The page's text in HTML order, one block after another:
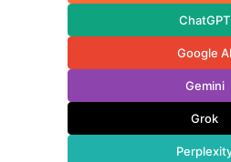
ChatGPT
Google AI
Gemini
Grok